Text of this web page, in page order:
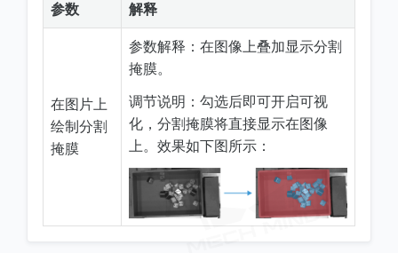
参数 解释
在图片上
绘制分割
掩膜
参数解释：在图像上叠加显示分割
掩膜。
调节说明：勾选后即可开启可视
化，分割掩膜将直接显示在图像
上。效果如下图所示：